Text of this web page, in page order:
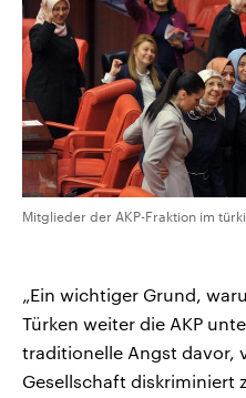
Mitglieder der AKP-Fraktion im
„Ein wichtiger Grund,
Türken weiter die AKP
traditionelle Angst davor,
Gesellschaft diskriminiert